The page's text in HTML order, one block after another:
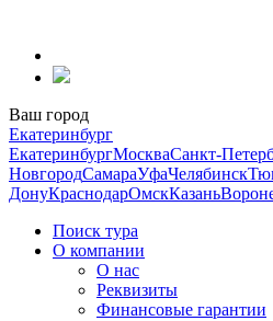
содержанию
Ваш город
Екатеринбург
ЕкатеринбургМоскваСанкт-
НовгородСамараУфаЧелябинск
ДонуКраснодарОмскКазань
Поиск тура
О компании
О нас
Реквизиты
Финансовые гарантии